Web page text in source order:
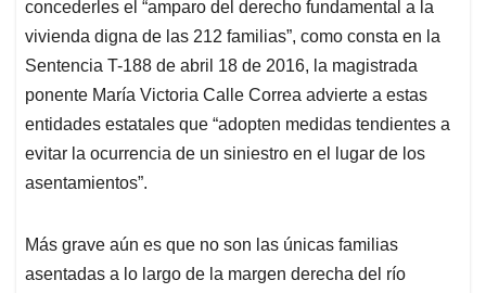
concederles el “amparo del derecho fundamental a la
vivienda digna de las 212 familias”, como consta en la
Sentencia T-188 de abril 18 de 2016, la magistrada
ponente María Victoria Calle Correa advierte a estas
entidades estatales que “adopten medidas tendientes a
evitar la ocurrencia de un siniestro en el lugar de los
asentamientos”.
Más grave aún es que no son las únicas familias
asentadas a lo largo de la margen derecha del río